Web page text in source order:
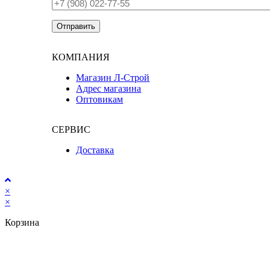
КОМПАНИЯ
Магазин Л-Строй
Адрес магазина
Оптовикам
СЕРВИС
Доставка
×
×
Корзина